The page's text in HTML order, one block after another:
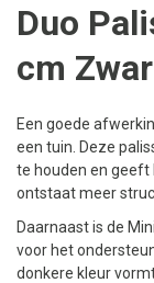
Duo
cm
Een goede
een tuin. Deze
te houden en geeft
ontstaat meer
Daarnaast is de
voor het
donkere kleur